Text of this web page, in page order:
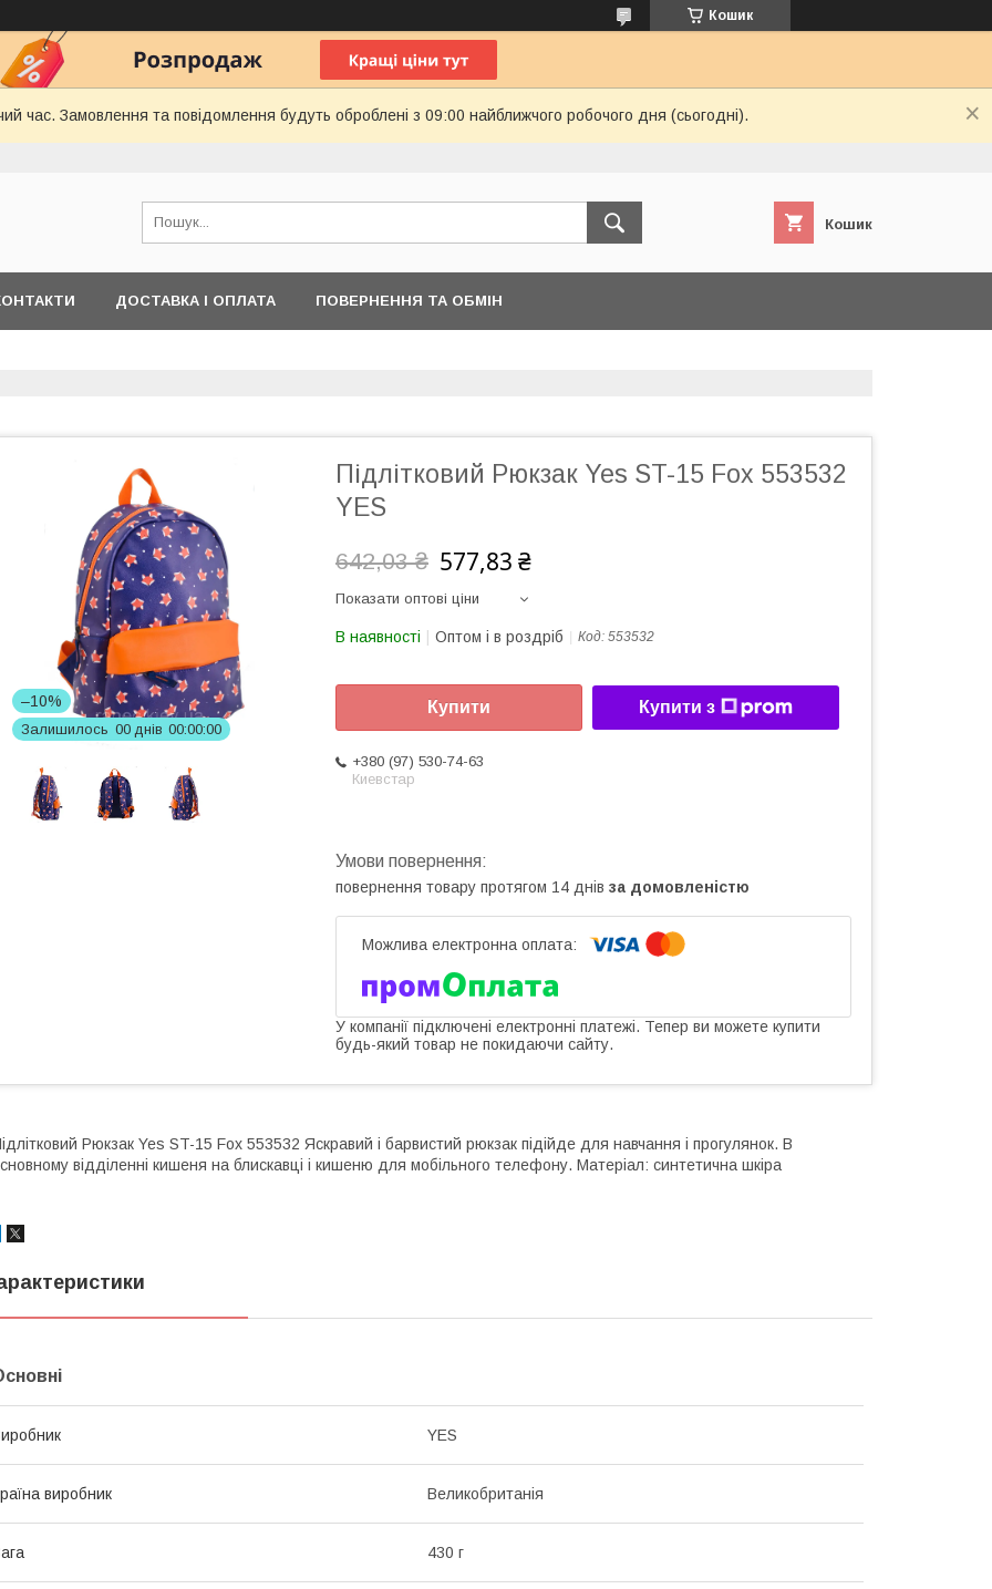
Кошик
час. Замовлення та повідомлення будуть оброблені з 09:00 найближчого робочого дня (сьогодні).
Кошик
ДОСТАВКА І ОПЛАТА ПОВЕРНЕННЯ ТА ОБМІН
–10%
Залишилось 00 днів 00 00 00
Підлітковий Рюкзак Yes ST-15 Fox 553532
YES
642,03 ₴ 577,83 ₴
Показати оптові ціни
В наявності Оптом і в роздріб Код: 553532
Купити Купити з
+380 (97) 530-74-63
Киевстар
повернення товару протягом 14 днів за домовленістю
У компанії підключені електронні платежі. Тепер ви можете купити
будь-який товар не покидаючи сайту.
Рюкзак Yes ST-15 Fox 553532 Яскравий і барвистий рюкзак підійде для навчання і прогулянок. В
відділенні кишеня на блискавці і кишеню для мобільного телефону. Матеріал: синтетична шкіра
YES
виробник Великобританія
430 г